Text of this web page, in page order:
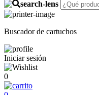
Buscador de cartuchos
Iniciar sesión
0